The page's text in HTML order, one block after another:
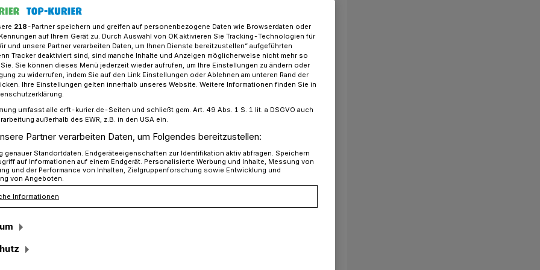
Gierath: Jüchener Basketballer helfen Ukrainer
er herzlich in unserem Team
keine Sprache:
Ukrainer
hinter sich. Drei Tage im Zug, nur mit
Weg aus Charkiw. Weg von der
von Bomben. Seine Familie hat
Putins Krieg. Bei Verwandten in
218-Partner speichern und greifen auf personenbezogene Daten wie Browserdaten oder
auf Ihrem Gerät zu. Durch Auswahl von OK aktivieren Sie Tracking-Technologien für
und unsere Partner verarbeiten Daten, um Ihnen Dienste bereitzustellen“ aufgeführten
Tracker deaktiviert sind, sind manche Inhalte und Anzeigen möglicherweise nicht mehr so
Sie können dieses Menü jederzeit wieder aufrufen, um Ihre Einstellungen zu ändern oder
zu widerrufen, indem Sie auf den Link Einstellungen oder Ablehnen am unteren Rand der
Ihre Einstellungen gelten innerhalb unseres Website. Weitere Informationen finden Sie in
umfasst alle erft-kurier.de-Seiten und schließt gem. Art. 49 Abs. 1 S. 1 lit. a DSGVO auch
außerhalb des EWR, z.B. in den USA ein.
Partner verarbeiten Daten, um Folgendes bereitzustellen:
genauer Standortdaten. Endgeräteeigenschaften zur Identifikation aktiv abfragen. Speichern
auf Informationen auf einem Endgerät. Personalisierte Werbung und Inhalte, Messung von
und der Performance von Inhalten, Zielgruppenforschung sowie Entwicklung und
von Angeboten.
Informationen